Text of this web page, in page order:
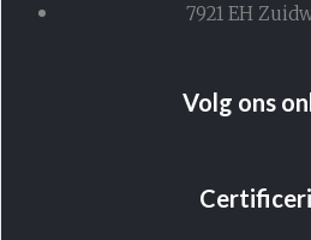
7921 EH
Volg ons